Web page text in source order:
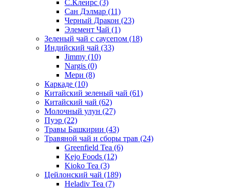
С.Клеирс (3)
Сан Дэлмар (11)
Черный Дракон (23)
Элемент Чай (1)
Зеленый чай с саусепом (18)
Индийский чай (33)
Jimmy (10)
Nargis (0)
Мери (8)
Каркаде (10)
Китайский зеленый чай (61)
Китайский чай (62)
Молочный улун (27)
Пуэр (22)
Травы Башкирии (43)
Травяной чай и сборы трав (24)
Greenfield Tea (6)
Kejo Foods (12)
Kioko Tea (3)
Цейлонский чай (189)
Heladiv Tea (7)